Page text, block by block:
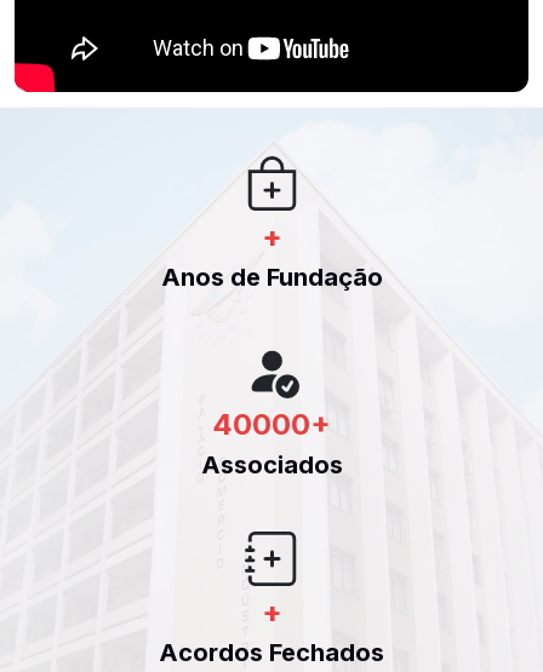
+
Anos de Fundação
40000+
Associados
+
Acordos Fechados